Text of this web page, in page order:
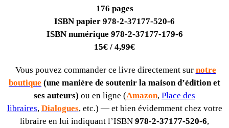
176 pages
ISBN papier 978-2-37177-520-6
ISBN numérique 978-2-37177-179-6
15€ / 4,99€
Vous pouvez commander ce livre directement sur notre
boutique (une manière de soutenir la maison d’édition et
ses auteurs) ou en ligne (Amazon, Place des
libraires, Dialogues, etc.) — et bien évidemment chez votre
libraire en lui indiquant l’ISBN 978-2-37177-520-6,